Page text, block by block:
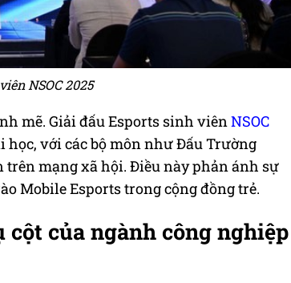
NSOC 2025
mẽ. Giải đấu Esports sinh viênNSOC
với các bộ môn như Đấu Trường
trên mạng xã hội. Điều này phản ánh sự
Mobile Esports trong cộng đồng trẻ.
của ngành công nghiệp